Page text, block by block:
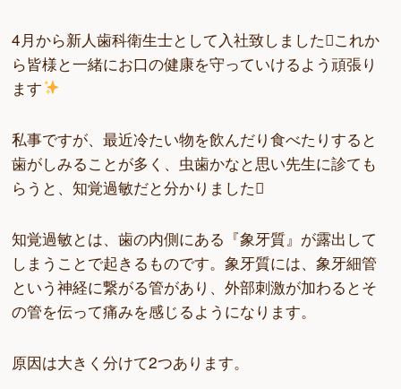
4月から新人歯科衛生士として入社致しましたこれか
ら皆様と一緒にお口の健康を守っていけるよう頑張り
ます
私事ですが、最近冷たい物を飲んだり食べたりすると
歯がしみることが多く、虫歯かなと思い先生に診ても
らうと、知覚過敏だと分かりました
知覚過敏とは、歯の内側にある『象牙質』が露出して
しまうことで起きるものです。象牙質には、象牙細管
という神経に繋がる管があり、外部刺激が加わるとそ
の管を伝って痛みを感じるようになります。
原因は大きく分けて2つあります。